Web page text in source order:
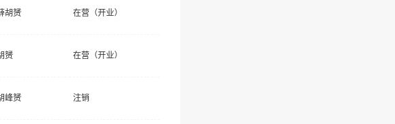
胡赟 在营（开业）
赟 在营（开业）
峰赟 注销